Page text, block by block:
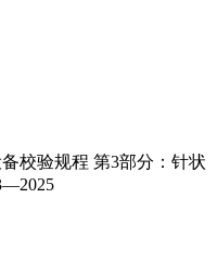
校验规程 第3部分：针状